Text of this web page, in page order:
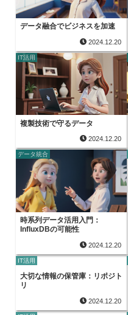
データ融合でビジネスを加速
2024.12.20
IT活用
複製技術で守るデータ
2024.12.20
データ統合
時系列データ活用入門：
InfluxDBの可能性
2024.12.20
IT活用
大切な情報の保管庫：リポジト
リ
2024.12.20